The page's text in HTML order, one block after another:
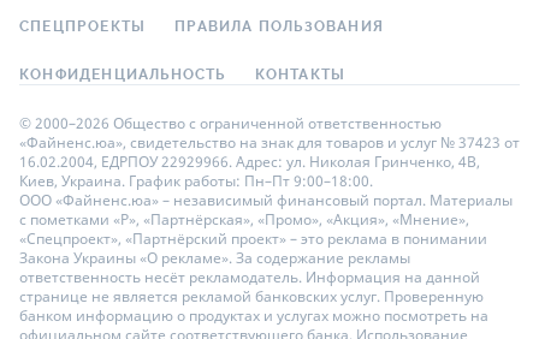
СПЕЦПРОЕКТЫ ПРАВИЛА ПОЛЬЗОВАНИЯ
КОНФИДЕНЦИАЛЬНОСТЬ КОНТАКТЫ
© 2000–2026 Общество с ограниченной ответственностью
«Файненс.юа», свидетельство на знак для товаров и услуг № 37423 от
16.02.2004, ЕДРПОУ 22929966. Адрес: ул. Николая Гринченко, 4В,
Киев, Украина. График работы: Пн–Пт 9:00–18:00.
ООО «Файненс.юа» – независимый финансовый портал. Материалы
с пометками «Р», «Партнёрская», «Промо», «Акция», «Мнение»,
«Спецпроект», «Партнёрский проект» – это реклама в понимании
Закона Украины «О рекламе». За содержание рекламы
ответственность несёт рекламодатель. Информация на данной
странице не является рекламой банковских услуг. Проверенную
банком информацию о продуктах и услугах можно посмотреть на
официальном сайте соответствующего банка. Использование